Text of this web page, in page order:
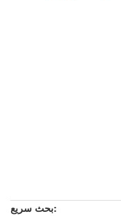
بحث سريع: